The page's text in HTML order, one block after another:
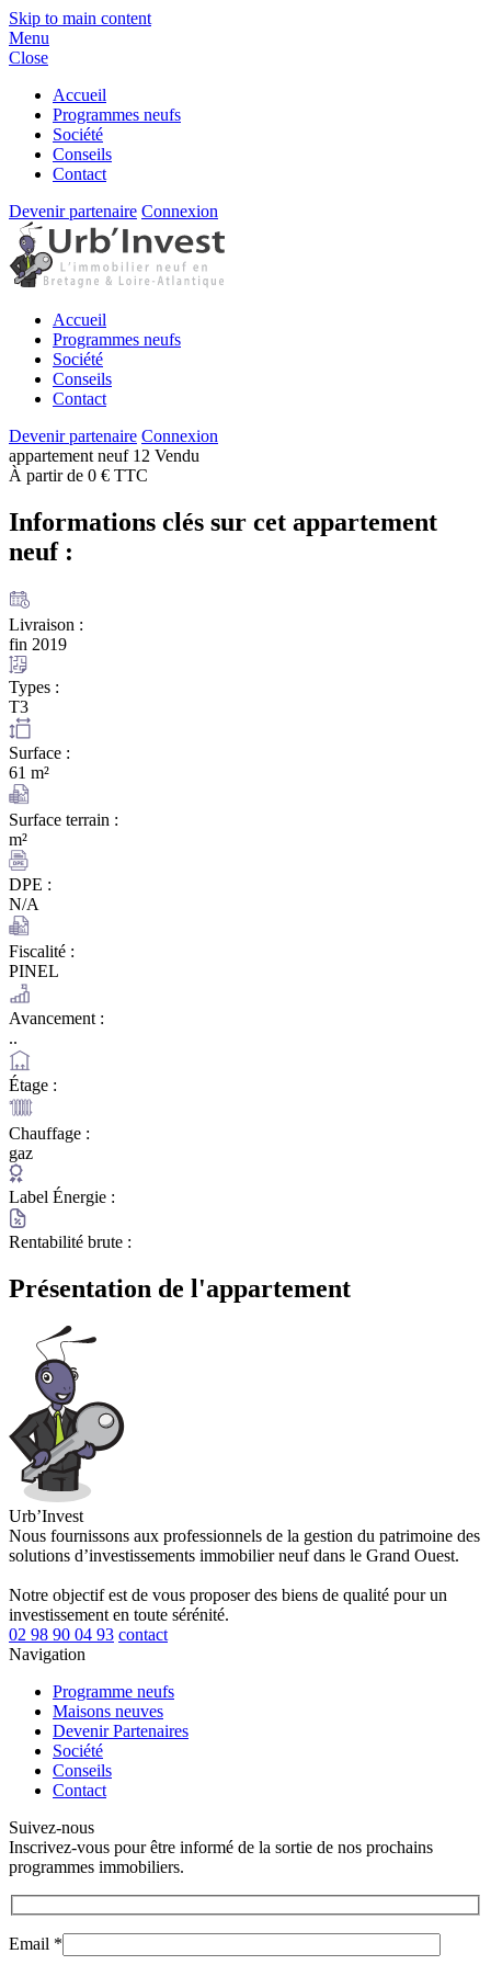
Skip to main content
Menu
Close
Accueil
Programmes neufs
Société
Conseils
Contact
Devenir partenaire Connexion
Accueil
Programmes neufs
Société
Conseils
Contact
Devenir partenaire Connexion
appartement neuf12 Vendu
À partir de 0 € TTC
Informations clés sur cet appartement
neuf :
Livraison :
fin 2019
Types :
T3
Surface :
61 m²
Surface terrain :
m²
DPE :
N/A
Fiscalité :
PINEL
Avancement :
..
Étage :
Chauffage :
gaz
Label Énergie :
Rentabilité brute :
Présentation de l'appartement
Urb’Invest
Nous fournissons aux professionnels de la gestion du patrimoine des
solutions d’investissements immobilier neuf dans le Grand Ouest.
Notre objectif est de vous proposer des biens de qualité pour un
investissement en toute sérénité.
02 98 90 04 93 contact
Navigation
Programme neufs
Maisons neuves
Devenir Partenaires
Société
Conseils
Contact
Suivez-nous
Inscrivez-vous pour être informé de la sortie de nos prochains
programmes immobiliers.
Email *